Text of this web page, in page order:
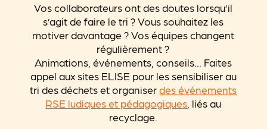
Vos collaborateurs ont des doutes lorsqu’il
s’agit de faire le tri ? Vous souhaitez les
motiver davantage ? Vos équipes changent
régulièrement ?
Animations, événements, conseils… Faites
appel aux sites ELISE pour les sensibiliser au
tri des déchets et organiserdes événements
RSE ludiques et pédagogiques , liés au
recyclage.